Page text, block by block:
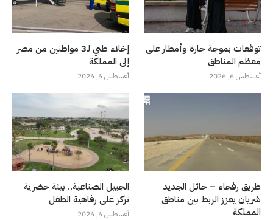
توقعات بموجة حارة وأمطار على
معظم المناطق
أغسطس 6, 2026
إخلاء طبي لـ3 مواطنين من مصر
إلى المملكة
أغسطس 6, 2026
طريق رفحاء – حائل الجديد
شريان يعزز الربط بين مناطق
المملكة
الجبيل الصناعية.. بيئة حضرية
تركز على رفاهية الطفل
أغسطس 6, 2026